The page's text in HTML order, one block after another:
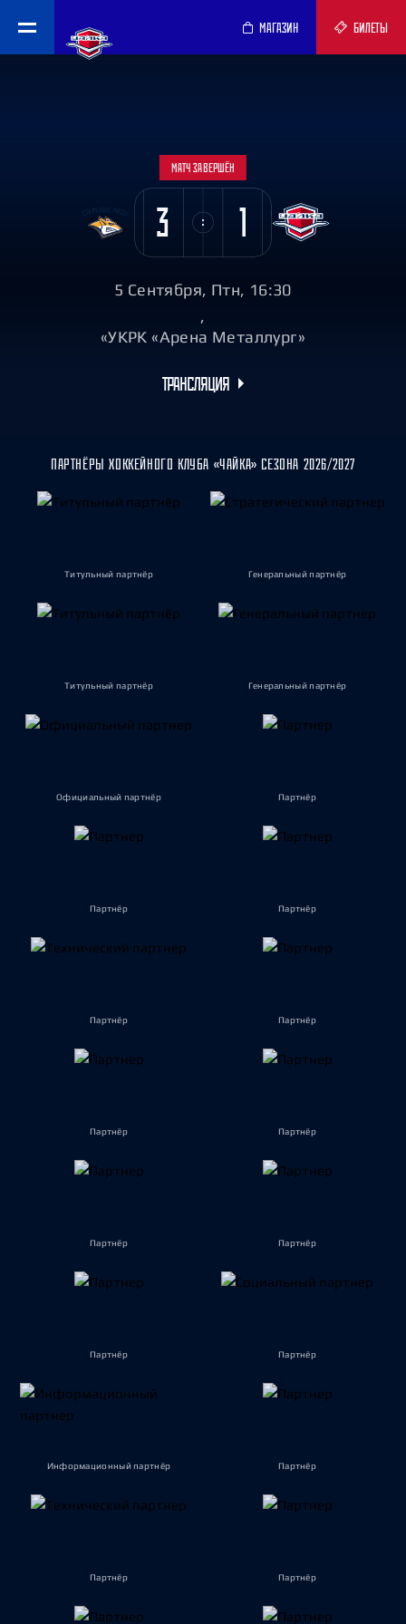
МАГАЗИН БИЛЕТЫ
МАТЧ ЗАВЕРШЁН
3 1
5 Сентября, Птн, 16:30
,
«УКРК «Арена Металлург»
ТРАНСЛЯЦИЯ
ПАРТНЁРЫ ХОККЕЙНОГО КЛУБА «ЧАЙКА» СЕЗОНА 2026/2027
Титульный партнёр Генеральный партнёр
Титульный партнёр Генеральный партнёр
Официальный партнёр Партнёр
Партнёр Партнёр
Партнёр Партнёр
Партнёр Партнёр
Партнёр Партнёр
Партнёр Партнёр
Информационный партнёр Партнёр
Партнёр Партнёр